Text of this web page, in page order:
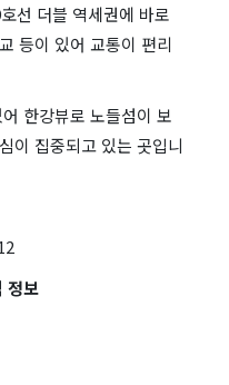
선 더블 역세권에 바로
등이 있어 교통이 편리
한강뷰로 노들섬이 보
이 집중되고 있는 곳입니
정보